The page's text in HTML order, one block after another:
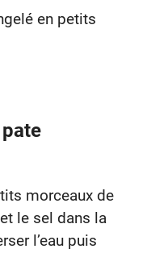
en petits
morceaux de
le sel dans la
l’eau puis